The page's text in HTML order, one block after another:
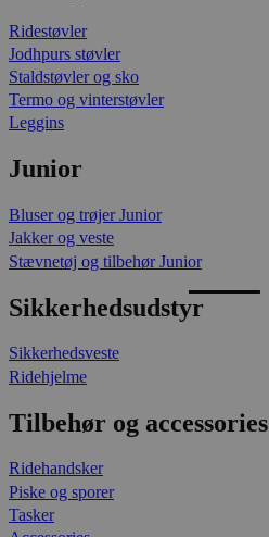
Ridestøvler
Jodhpurs støvler
Staldstøvler og sko
Termo og vinterstøvler
Leggins
Junior
Bluser og trøjer Junior
Jakker og veste
Stævnetøj og tilbehør Junior
Sikkerhedsudstyr
Sikkerhedsveste
Ridehjelme
Tilbehør og accessories
Ridehandsker
Piske og sporer
Tasker